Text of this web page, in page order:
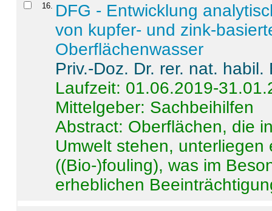
16
DFG - Entwicklung
von kupfer- und zink-
Oberflächenwasser
Priv.-Doz. Dr. rer. nat.
Laufzeit: 01.06.2019-
Mittelgeber: Sachbeihilfen
Abstract: Oberflächen, die
Umwelt stehen,
((Bio-)fouling), was im
erheblichen